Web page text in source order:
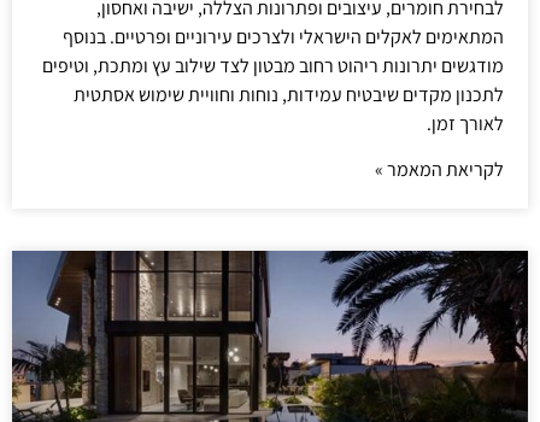
לבחירת חומרים, עיצובים ופתרונות הצללה, ישיבה ואחסון,
המתאימים לאקלים הישראלי ולצרכים עירוניים ופרטיים. בנוסף
מודגשים יתרונות ריהוט רחוב מבטון לצד שילוב עץ ומתכת, וטיפים
לתכנון מקדים שיבטיח עמידות, נוחות וחוויית שימוש אסתטית
לאורך זמן.
לקריאת המאמר »